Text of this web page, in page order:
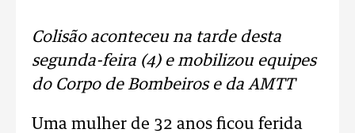
Colisão aconteceu na tarde desta
segunda-feira (4) e mobilizou equipes
do Corpo de Bombeiros e da AMTT
Uma mulher de 32 anos ficou ferida